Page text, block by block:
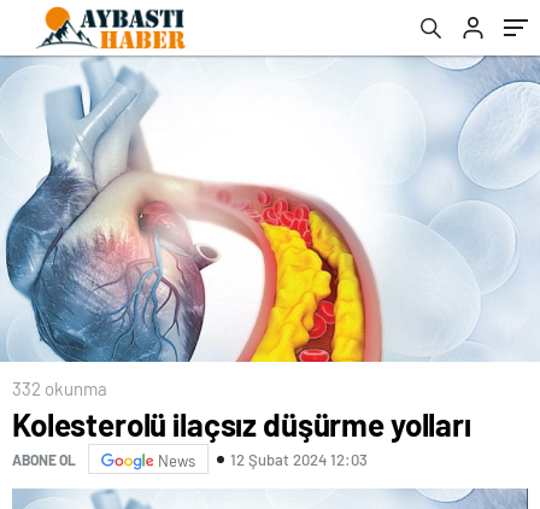
332 okunma
Kolesterolü ilaçsız düşürme yolları
ABONE OL News 12 Şubat 2024 12:03